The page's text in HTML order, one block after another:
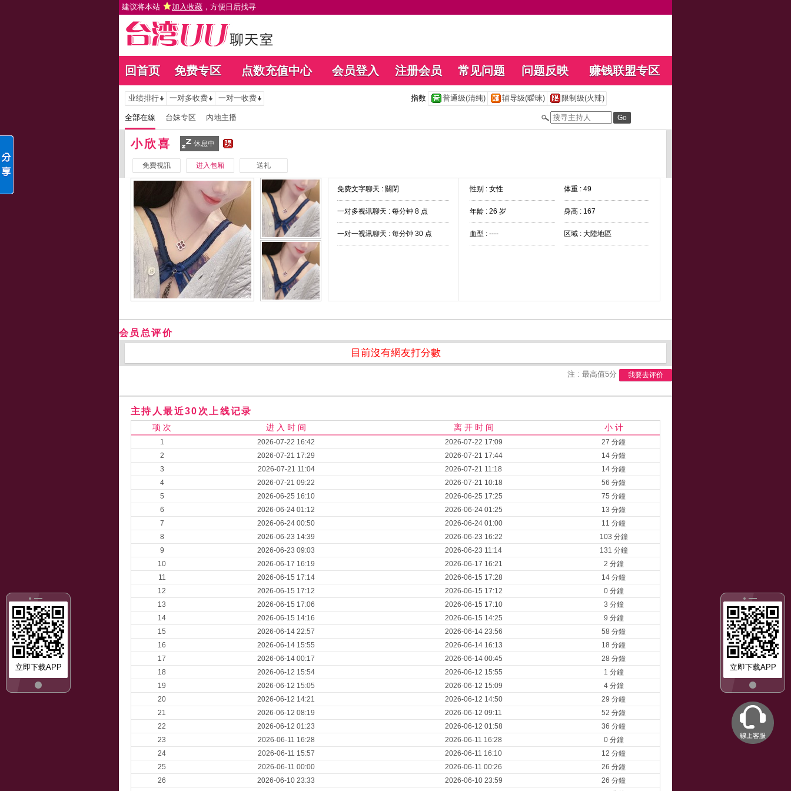
建议将本站 加入收藏 ，方便日后找寻
回首页 免费专区 点数充值中心 会员登入 注册会员 常见问题 问题反映 赚钱联盟专区
立即下载APP
立即下载APP
业绩排行 一对多收费 一对一收费 指数 普通级(清纯) 辅导级(暧昧) 限制级(火辣)
全部在線 台妹专区 內地主播
小欣喜 休息中
免費視訊 进入包厢 送礼
免费文字聊天 : 關閉
一对多视讯聊天 : 每分钟 8 点
一对一视讯聊天 : 每分钟 30 点
性别 : 女性 体重 : 49
年龄 : 26 岁 身高 : 167
血型 : ---- 区域 : 大陸地區
会员总评价
目前沒有網友打分數
注 : 最高值5分 我要去评价
主持人最近30次上线记录
项 次 进 入 时 间 离 开 时 间 小 计
1 2026-07-22 16:42 2026-07-22 17:09
27 分鐘
2
2026-07-21 17:29 2026-07-21 17:44
14 分鐘
3
2026-07-21 11:04 2026-07-21 11:18
14 分鐘
4
2026-07-21 09:22 2026-07-21 10:18
56 分鐘
5
2026-06-25 16:10 2026-06-25 17:25
75 分鐘
6
2026-06-24 01:12 2026-06-24 01:25
13 分鐘
7
2026-06-24 00:50 2026-06-24 01:00
11 分鐘
8
2026-06-23 14:39 2026-06-23 16:22
103 分鐘
9
2026-06-23 09:03 2026-06-23 11:14
131 分鐘
10
2026-06-17 16:19 2026-06-17 16:21
2 分鐘
11
2026-06-15 17:14 2026-06-15 17:28
14 分鐘
12
2026-06-15 17:12 2026-06-15 17:12
0 分鐘
13
2026-06-15 17:06 2026-06-15 17:10
3 分鐘
14
2026-06-15 14:16 2026-06-15 14:25
9 分鐘
15
2026-06-14 22:57 2026-06-14 23:56
58 分鐘
16
2026-06-14 15:55 2026-06-14 16:13
18 分鐘
17
2026-06-14 00:17 2026-06-14 00:45
28 分鐘
18
2026-06-12 15:54 2026-06-12 15:55
1 分鐘
19
2026-06-12 15:05 2026-06-12 15:09
4 分鐘
20
2026-06-12 14:21 2026-06-12 14:50
29 分鐘
21
2026-06-12 08:19 2026-06-12 09:11
52 分鐘
22
2026-06-12 01:23 2026-06-12 01:58
36 分鐘
23
2026-06-11 16:28 2026-06-11 16:28
0 分鐘
24
2026-06-11 15:57 2026-06-11 16:10
12 分鐘
25
2026-06-11 00:00 2026-06-11 00:26
26 分鐘
26
2026-06-10 23:33 2026-06-10 23:59
26 分鐘